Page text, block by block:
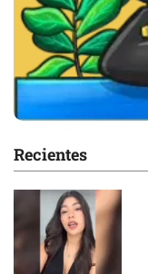
Recientes